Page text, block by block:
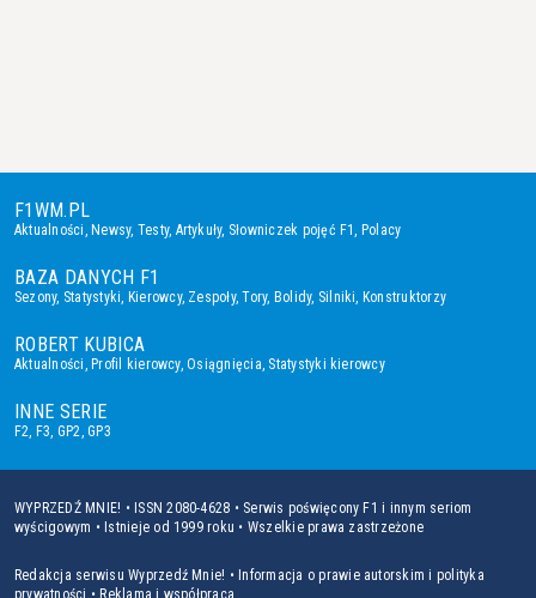
F1WM.PL
Aktualności, Newsy, Testy, Artykuły, Słowniczek pojęć F1, Polacy
BAZA DANYCH F1
Sezony, Statystyki, Kierowcy, Zespoły,Tory, Bolidy, Silniki, Konstruktorzy
ROBERT KUBICA
Aktualności, Profil kierowcy,Osiągnięcia, Statystyki kierowcy
INNE SERIE
F2, F3, GP2,GP3
WYPRZEDŹ MNIE! • ISSN 2080-4628 • Serwis poświęcony F1 i innym seriom
wyścigowym • Istnieje od 1999 roku • Wszelkie prawa zastrzeżone
Redakcja serwisu Wyprzedź Mnie! • Informacja o prawie autorskim i polityka